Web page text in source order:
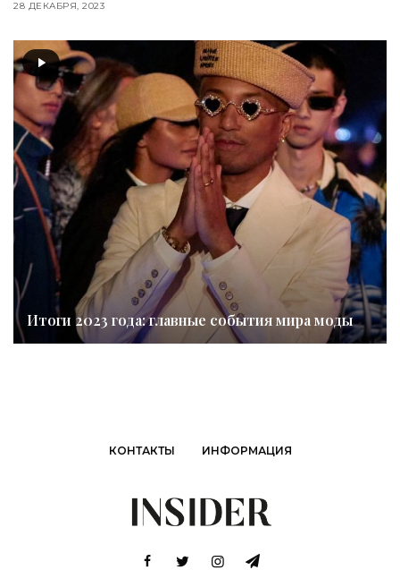
28 ДЕКАБРЯ, 2023
Итоги 2023 года: главные события мира моды
КОНТАКТЫ ИНФОРМАЦИЯ